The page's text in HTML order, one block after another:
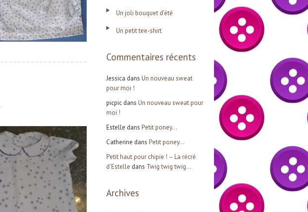
r
Un joli bouquet d’été
Un petit tee-shirt
Commentaires récents
Jessica dans Un nouveau sweat
pour moi !
picpic dans Un nouveau sweat pour
moi !
Estelle dans Petit poney…
Catherine dans Petit poney…
Petit haut pour chipie ! – La récré
d'Estelle dans Twig twig twig…
Archives